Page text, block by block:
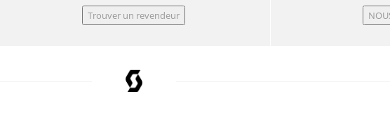
Trouver un revendeur